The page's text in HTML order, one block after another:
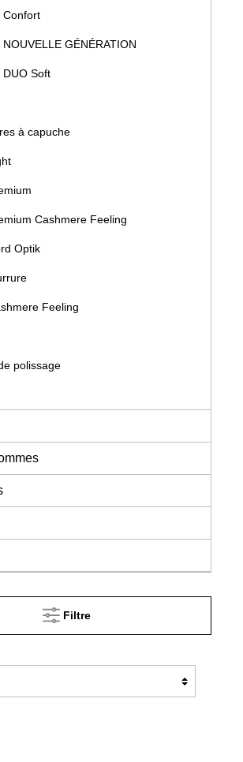
Confort
GÉNÉRATION
DUO Soft
à capuche
Cashmere Feeling
Optik
Feeling
polissage
Filtre